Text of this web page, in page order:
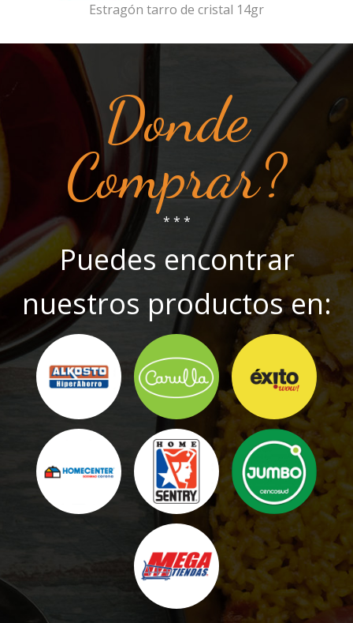
Estragón tarro de cristal 14gr
Donde
Comprar?
* * *
Puedes encontrar
nuestros productos en: